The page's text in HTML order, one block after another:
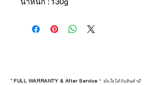
*FULL WARRANTY & After Service * มั่นใจได้กับสินค้ามี